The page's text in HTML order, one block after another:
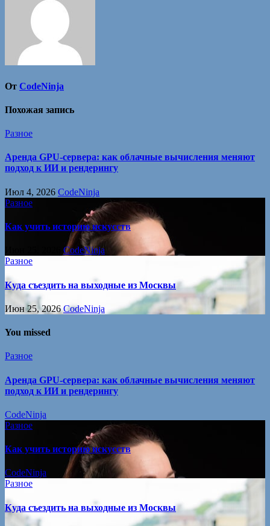
От CodeNinja
Похожая запись
Разное
Аренда GPU-сервера: как облачные вычисления меняют
подход к ИИ и рендерингу
Июл 4, 2026 CodeNinja
Разное
Как учить историю искусств
CodeNinja
Разное
Куда съездить на выходные из Москвы
Июн 25, 2026CodeNinja
You missed
Разное
Аренда GPU-сервера: как облачные вычисления меняют
подход к ИИ и рендерингу
CodeNinja
Разное
Как учить историю искусств
CodeNinja
Разное
Куда съездить на выходные из Москвы